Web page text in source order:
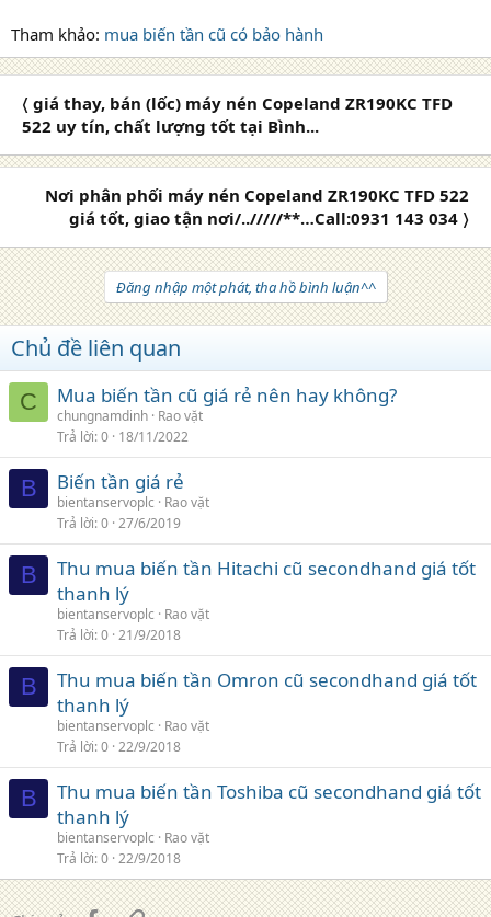
Tham khảo: mua biến tần cũ có bảo hành
〈 giá thay, bán (lốc) máy nén Copeland ZR190KC TFD
522 uy tín, chất lượng tốt tại Bình...
Nơi phân phối máy nén Copeland ZR190KC TFD 522
giá tốt, giao tận nơi/../////**…Call:0931 143 034 〉
Đăng nhập một phát, tha hồ bình luận^^
Chủ đề liên quan
C Mua biến tần cũ giá rẻ nên hay không?
chungnamdinh Rao vặt
Trả lời 0 18/11/2022
B Biến tần giá rẻ
bientanservoplc
Rao vặt
Trả lời 0 27/6/2019
B
Thu mua biến tần Hitachi cũ secondhand giá tốt
thanh lý
bientanservoplc
Rao vặt
Trả lời 0 21/9/2018
B
Thu mua biến tần Omron cũ secondhand giá tốt
thanh lý
bientanservoplc
Rao vặt
Trả lời 0 22/9/2018
B
Thu mua biến tần Toshiba cũ secondhand giá tốt
thanh lý
bientanservoplc
Rao vặt
Trả lời 0 22/9/2018